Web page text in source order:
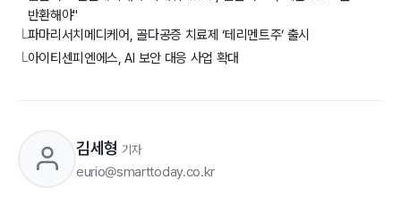
반환해야"
└파마리서치메디케어, 골다공증 치료제 ‘테리멘트주’ 출시
└아이티센피엔에스, AI 보안 대응 사업 확대
김세형 기자
eurio@smarttoday.co.kr